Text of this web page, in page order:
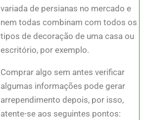
variada de persianas no mercado e
nem todas combinam com todos os
tipos de decoração de uma casa ou
escritório, por exemplo.
Comprar algo sem antes verificar
algumas informações pode gerar
arrependimento depois, por isso,
atente-se aos seguintes pontos: